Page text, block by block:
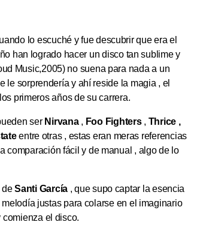
lo escuché y fue descubrir que era el
han logrado hacer un disco tan sublime y
Music,2005) no suena para nada a un
le sorprendería y ahí reside la magia , el
primeros años de su carrera.
ser Nirvana, Foo Fighters, Thrice ,
entre otras , estas eran meras referencias
comparación fácil y de manual , algo de lo
deSanti García , que supo captar la esencia
justas para colarse en el imaginario
el disco.